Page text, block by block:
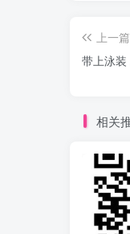
上一篇
带上泳
相关